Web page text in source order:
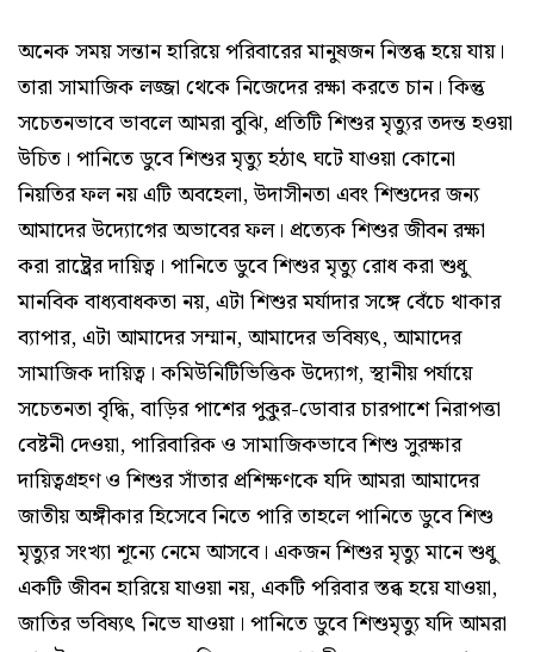
অনেক সময় সন্তান হারিয়ে পরিবারের মানুষজন নিস্তব্ধ হয়ে যায়।
তারা সামাজিক লজ্জা থেকে নিজেদের রক্ষা করতে চান। কিন্তু
সচেতনভাবে ভাবলে আমরা বুঝি, প্রতিটি শিশুর মৃত্যুর তদন্ত হওয়া
উচিত। পানিতে ডুবে শিশুর মৃত্যু হঠাৎ ঘটে যাওয়া কোনো
নিয়তির ফল নয় এটি অবহেলা, উদাসীনতা এবং শিশুদের জন্য
আমাদের উদ্যোগের অভাবের ফল। প্রত্যেক শিশুর জীবন রক্ষা
করা রাষ্ট্রের দায়িত্ব। পানিতে ডুবে শিশুর মৃত্যু রোধ করা শুধু
মানবিক বাধ্যবাধকতা নয়, এটা শিশুর মর্যাদার সঙ্গে বেঁচে থাকার
ব্যাপার, এটা আমাদের সম্মান, আমাদের ভবিষ্যৎ, আমাদের
সামাজিক দায়িত্ব। কমিউনিটিভিত্তিক উদ্যোগ, স্থানীয় পর্যায়ে
সচেতনতা বৃদ্ধি, বাড়ির পাশের পুকুর-ডোবার চারপাশে নিরাপত্তা
বেষ্টনী দেওয়া, পারিবারিক ও সামাজিকভাবে শিশু সুরক্ষার
দায়িত্বগ্রহণ ও শিশুর সাঁতার প্রশিক্ষণকে যদি আমরা আমাদের
জাতীয় অঙ্গীকার হিসেবে নিতে পারি তাহলে পানিতে ডুবে শিশু
মৃত্যুর সংখ্যা শূন্যে নেমে আসবে। একজন শিশুর মৃত্যু মানে শুধু
একটি জীবন হারিয়ে যাওয়া নয়, একটি পরিবার স্তব্ধ হয়ে যাওয়া,
জাতির ভবিষ্যৎ নিভে যাওয়া। পানিতে ডুবে শিশুমৃত্যু যদি আমরা